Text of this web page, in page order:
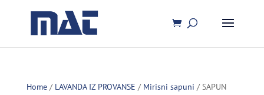
Home/ LAVANDA IZ PROVANSE / Mirisni sapuni / SAPUN